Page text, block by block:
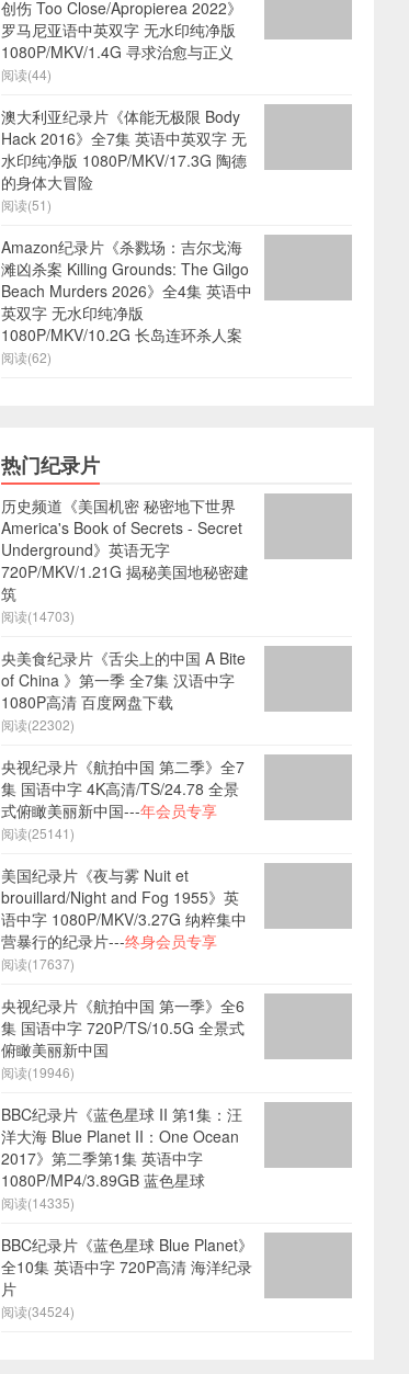
创伤 Too Close/Apropierea 2022》
罗马尼亚语中英双字 无水印纯净版
1080P/MKV/1.4G 寻求治愈与正义
阅读(44)
澳大利亚纪录片《体能无极限 Body
Hack 2016》全7集 英语中英双字 无
水印纯净版 1080P/MKV/17.3G 陶德
的身体大冒险
阅读(51)
Amazon纪录片《杀戮场：吉尔戈海
滩凶杀案 Killing Grounds: The Gilgo
Beach Murders 2026》全4集 英语中
英双字 无水印纯净版
1080P/MKV/10.2G 长岛连环杀人案
阅读(62)
热门纪录片
历史频道《美国机密 秘密地下世界
America's Book of Secrets - Secret
Underground》英语无字
720P/MKV/1.21G 揭秘美国地秘密建
筑
阅读(14703)
央美食纪录片《舌尖上的中国 A Bite
of China 》第一季 全7集 汉语中字
1080P高清 百度网盘下载
阅读(22302)
央视纪录片《航拍中国 第二季》全7
集 国语中字 4K高清/TS/24.78 全景
式俯瞰美丽新中国---年会员专享
阅读(25141)
美国纪录片《夜与雾 Nuit et
brouillard/Night and Fog 1955》英
语中字 1080P/MKV/3.27G 纳粹集中
营暴行的纪录片---终身会员专享
阅读(17637)
央视纪录片《航拍中国 第一季》全6
集 国语中字 720P/TS/10.5G 全景式
俯瞰美丽新中国
阅读(19946)
BBC纪录片《蓝色星球 II 第1集：汪
洋大海 Blue Planet II：One Ocean
2017》第二季第1集 英语中字
1080P/MP4/3.89GB 蓝色星球
阅读(14335)
BBC纪录片《蓝色星球 Blue Planet》
全10集 英语中字 720P高清 海洋纪录
片
阅读(34524)